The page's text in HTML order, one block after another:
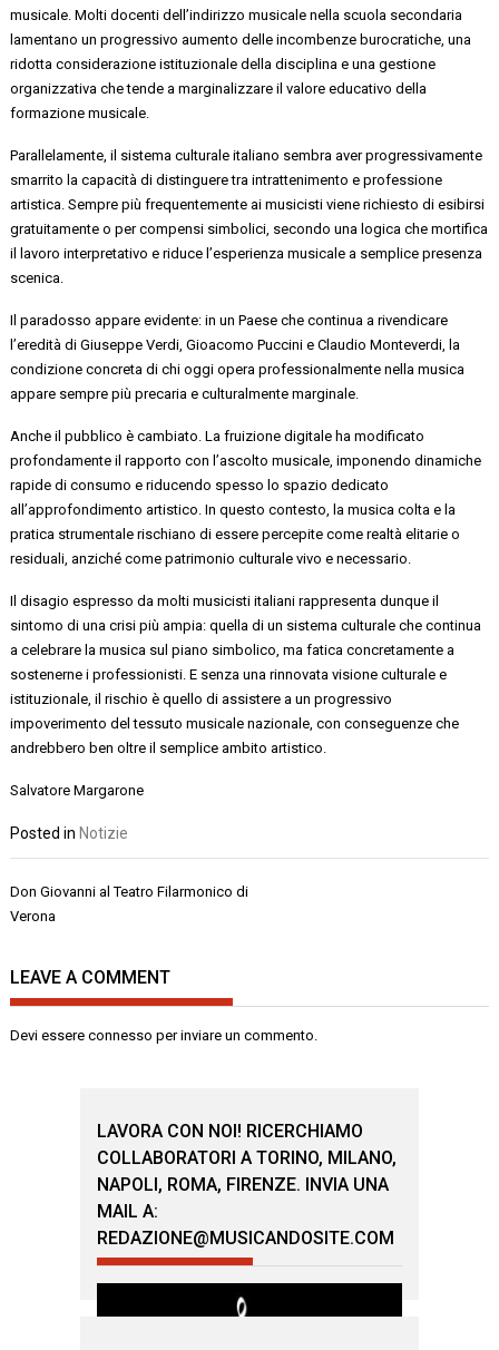
musicale. Molti docenti dell’indirizzo musicale nella scuola secondaria
lamentano un progressivo aumento delle incombenze burocratiche, una
ridotta considerazione istituzionale della disciplina e una gestione
organizzativa che tende a marginalizzare il valore educativo della
formazione musicale.
Parallelamente, il sistema culturale italiano sembra aver progressivamente
smarrito la capacità di distinguere tra intrattenimento e professione
artistica. Sempre più frequentemente ai musicisti viene richiesto di esibirsi
gratuitamente o per compensi simbolici, secondo una logica che mortifica
il lavoro interpretativo e riduce l’esperienza musicale a semplice presenza
scenica.
Il paradosso appare evidente: in un Paese che continua a rivendicare
l’eredità di Giuseppe Verdi, Gioacomo Puccini e Claudio Monteverdi, la
condizione concreta di chi oggi opera professionalmente nella musica
appare sempre più precaria e culturalmente marginale.
Anche il pubblico è cambiato. La fruizione digitale ha modificato
profondamente il rapporto con l’ascolto musicale, imponendo dinamiche
rapide di consumo e riducendo spesso lo spazio dedicato
all’approfondimento artistico. In questo contesto, la musica colta e la
pratica strumentale rischiano di essere percepite come realtà elitarie o
residuali, anziché come patrimonio culturale vivo e necessario.
Il disagio espresso da molti musicisti italiani rappresenta dunque il
sintomo di una crisi più ampia: quella di un sistema culturale che continua
a celebrare la musica sul piano simbolico, ma fatica concretamente a
sostenerne i professionisti. E senza una rinnovata visione culturale e
istituzionale, il rischio è quello di assistere a un progressivo
impoverimento del tessuto musicale nazionale, con conseguenze che
andrebbero ben oltre il semplice ambito artistico.
Salvatore Margarone
Posted in Notizie
Navigazione
articoli
Don Giovanni al Teatro Filarmonico di
Verona
LEAVE A COMMENT
Devi essereconnesso per inviare un commento.
LAVORA CON NOI! RICERCHIAMO
COLLABORATORI A TORINO, MILANO,
NAPOLI, ROMA, FIRENZE. INVIA UNA
MAIL A:
REDAZIONE@MUSICANDOSITE.COM